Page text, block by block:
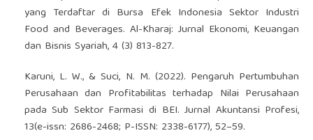
yang Terdaftar di Bursa Efek Indonesia Sektor Industri
Food and Beverages. Al-Kharaj: Jurnal Ekonomi, Keuangan
dan Bisnis Syariah, 4 (3) 813-827.
Karuni, L. W., & Suci, N. M. (2022). Pengaruh Pertumbuhan
Perusahaan dan Profitabilitas terhadap Nilai Perusahaan
pada Sub Sektor Farmasi di BEI. Jurnal Akuntansi Profesi,
13(e-issn: 2686-2468; P-ISSN: 2338-6177), 52–59.